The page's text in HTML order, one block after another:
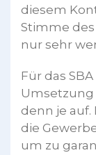
diesem
Stimme des
nur sehr
Für das
Umsetzung
denn je auf.
die
um zu